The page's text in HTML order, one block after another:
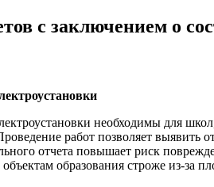
с заключением о
необходимы для
работ позволяет
отчета повышает риск
образования строже из‑за